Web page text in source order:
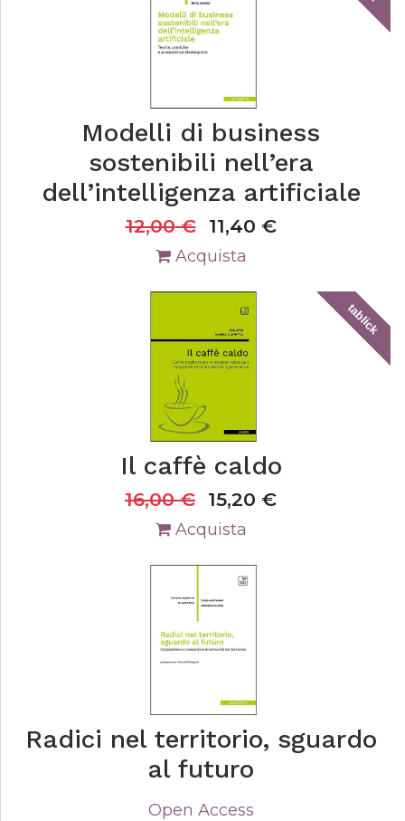
Modelli di business
sostenibili nell’era
dell’intelligenza artificiale
12,00€ 11,40 €
Acquista
tablick
Il caffè caldo
16,00€ 15,20 €
Acquista
Radici nel territorio, sguardo
al futuro
Open Access